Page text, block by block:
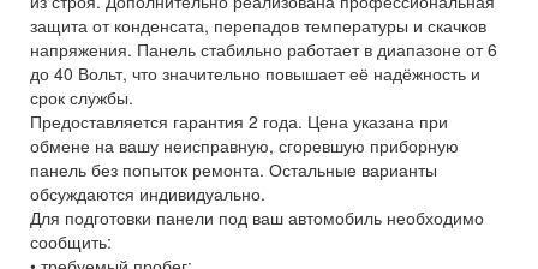
защита от конденсата, перепадов температуры и скачков
напряжения. Панель стабильно работает в диапазоне от 6
до 40 Вольт, что значительно повышает её надёжность и
срок службы.
Предоставляется гарантия 2 года. Цена указана при
обмене на вашу неисправную, сгоревшую приборную
панель без попыток ремонта. Остальные варианты
обсуждаются индивидуально.
Для подготовки панели под ваш автомобиль необходимо
сообщить: